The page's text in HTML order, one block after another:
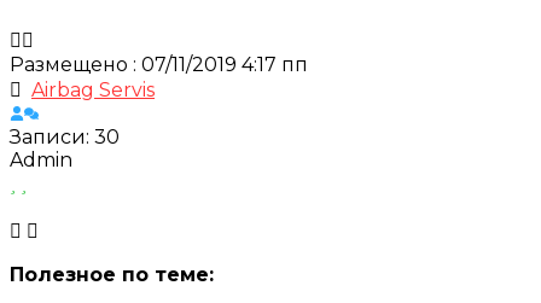
Размещено : 07/11/2019 4:17 пп
Airbag Servis
Записи: 30
Admin
Полезное по теме: